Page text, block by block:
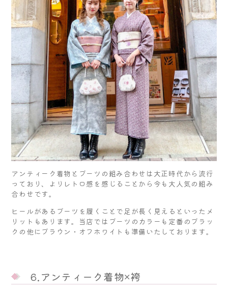
アンティーク着物とブーツの組み合わせは大正時代から流行
っており、よりレトロ感を感じることから今も大人気の組み
合わせです。
ヒールがあるブーツを履くことで足が長く見えるといったメ
リットもあります。当店ではブーツのカラーも定番のブラッ
クの他にブラウン・オフホワイトも準備いたしております。
6.アンティーク着物×袴